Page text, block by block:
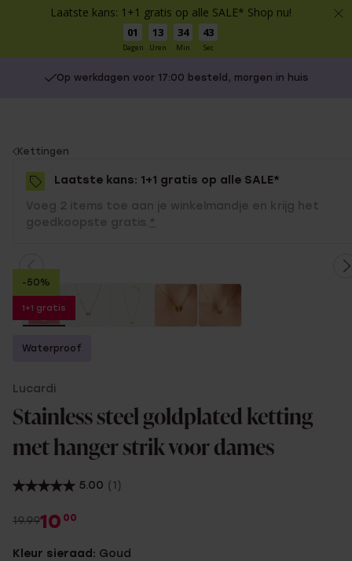
Laatste kans: 1+1 gratis op alle SALE* Shop nu!
01
Dagen
13
Uren
34
Min
43
Sec
Op werkdagen voor 17:00 besteld, morgen in huis
You
are
here:
Kettingen
Laatste kans: 1+1 gratis op alle SALE*
Voeg 2 items toe aan je winkelmandje en krijg het
goedkoopste gratis. *
-50%
1+1 gratis
Waterproof
Lucardi
Stainless steel goldplated ketting
met hanger strik voor dames
5.00 (1)
19.9910 00
Kleur sieraad: Goud